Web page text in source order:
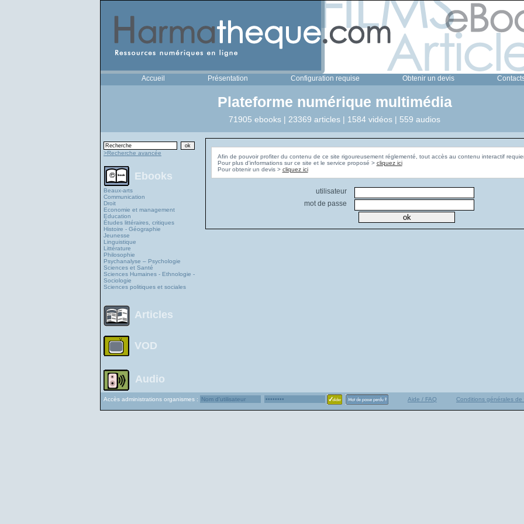
Accueil Présentation Configuration requise Obtenir un devis
Plateforme numérique multimédia
71905 ebooks | 23369 articles | 1584 vidéos | 559 audios
>Recherche avancée
Ebooks
Beaux-arts
Communication
Droit
Economie et management
Education
Études littéraires, critiques
Histoire - Géographie
Jeunesse
Linguistique
Littérature
Philosophie
Psychanalyse – Psychologie
Sciences et Santé
Sciences Humaines - Ethnologie -
Sociologie
Sciences politiques et sociales
Articles
VOD
Audio
Afin de pouvoir profiter du contenu de ce site rigoureusement réglementé, tout accès au contenu interactif
Pour plus d'informations sur ce site et le service proposé > cliquez ici
Pour obtenir un devis > cliquez ici
utilisateur
mot de passe
Accès administrations organismes : Aide / FAQ Conditions générales de